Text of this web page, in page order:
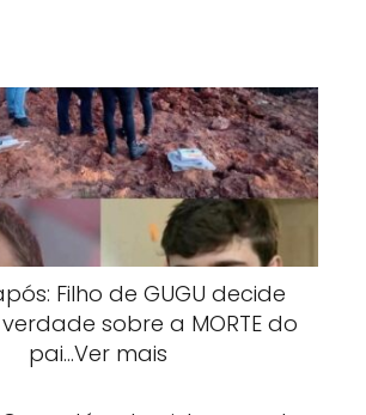
Filho de GUGU decide
sobre a MORTE do
pai…Ver mais